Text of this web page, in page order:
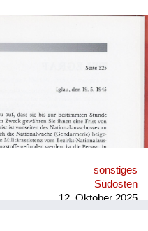
sonstiges
Südosten
12. Oktober 2025